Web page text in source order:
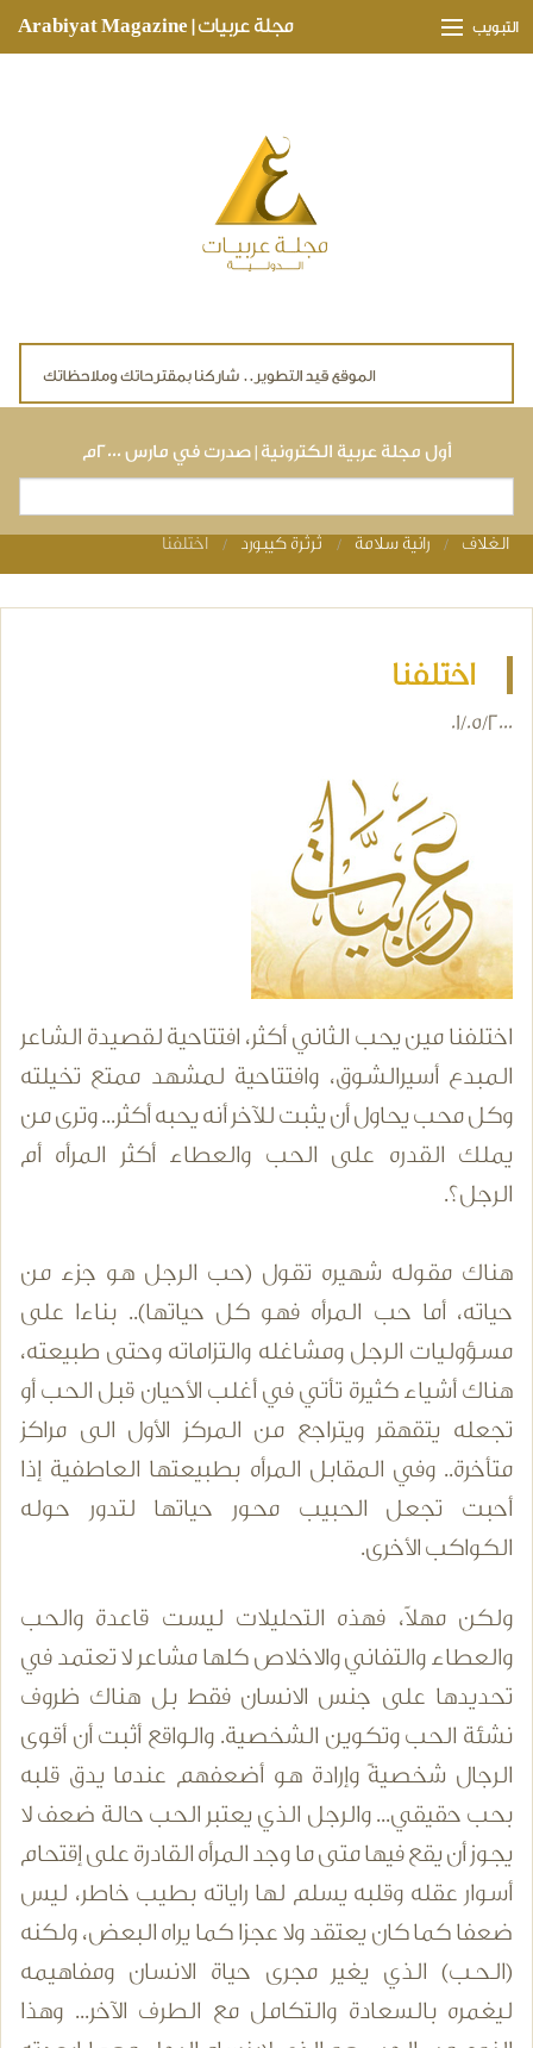
مجلة عربيات | Arabiyat Magazine التبويب
أول مجلة عربية الكترونية | صدرت في مارس ٢٠٠٠م
You are here
الغلاف رانية سلامة ثرثرة كيبورد اختلفنا
اختلفنا
01/05/2000
اختلفنا مين يحب الثاني أكثر، افتتاحية لقصيدة الشاعر
المبدع أسيرالشوق، وافتتاحية لمشهد ممتع تخيلته
وكل محب يحاول أن يثبت للآخر أنه يحبه أكثر... وترى من
يملك القدره على الحب والعطاء أكثر المرأه أم
الرجل؟.
هناك مقوله شهيره تقول (حب الرجل هو جزء من
حياته، أما حب المرأه فهو كل حياتها).. بناءا على
مسؤوليات الرجل ومشاغله والتزاماته وحتى طبيعته،
هناك أشياء كثيرة تأتي في أغلب الأحيان قبل الحب أو
تجعله يتقهقر ويتراجع من المركز الأول الى مراكز
متأخرة.. وفي المقابل المرأه بطبيعتها العاطفية إذا
أحبت تجعل الحبيب محور حياتها لتدور حوله
الكواكب الأخرى.
ولكن مهلاً، فهذه التحليلات ليست قاعدة والحب
والعطاء والتفاني والاخلاص كلها مشاعر لا تعتمد في
تحديدها على جنس الانسان فقط بل هناك ظروف
نشئة الحب وتكوين الشخصية. والواقع أثبت أن أقوى
الرجال شخصيةً وإرادة هو أضعفهم عندما يدق قلبه
بحب حقيقي... والرجل الذي يعتبر الحب حالة ضعف لا
يجوز أن يقع فيها متى ما وجد المرأه القادرة على إقتحام
أسوار عقله وقلبه يسلم لها راياته بطيب خاطر، ليس
ضعفا كما كان يعتقد ولا عجزا كما يراه البعض، ولكنه
(الـحـب) الذي يغير مجرى حياة الانسان ومفاهيمه
ليغمره بالسعادة والتكامل مع الطرف الآخر... وهذا